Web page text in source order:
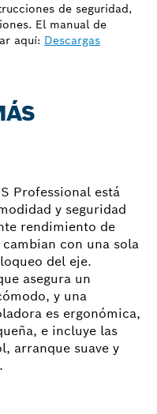
de seguridad,
El manual de
aquí: Descargas
Professional está
y seguridad
rendimiento de
con una sola
del eje.
asegura un
y una
es ergonómica,
e incluye las
arranque suave y